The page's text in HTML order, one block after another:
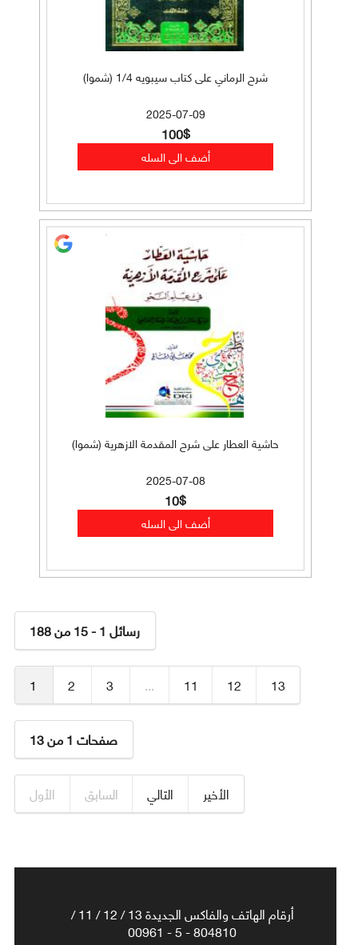
شرح الرماني على كتاب سيبويه 1/4 (شموا)
2025-07-09
100$
حاشية العطار على شرح المقدمة الازهرية (شموا)
2025-07-08
10$
رسائل 1 - 15 من 188
1 2 3 ... 11 12 13
صفحات 1 من 13
الأول السابق التالي الأخير
أرقام الهاتف والفاكس الجديدة 13 / 12 / 11 /
804810 - 5 - 00961